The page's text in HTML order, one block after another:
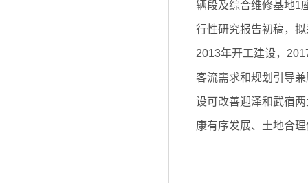
辆段及综合维修基地1
行性研究报告初稿，
2013年开工建设，
客流需求和规划引导
设可改善迎泽和武宿
康有序发展、土地合